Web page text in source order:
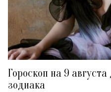
Гороскоп на 9 августа
зодиака